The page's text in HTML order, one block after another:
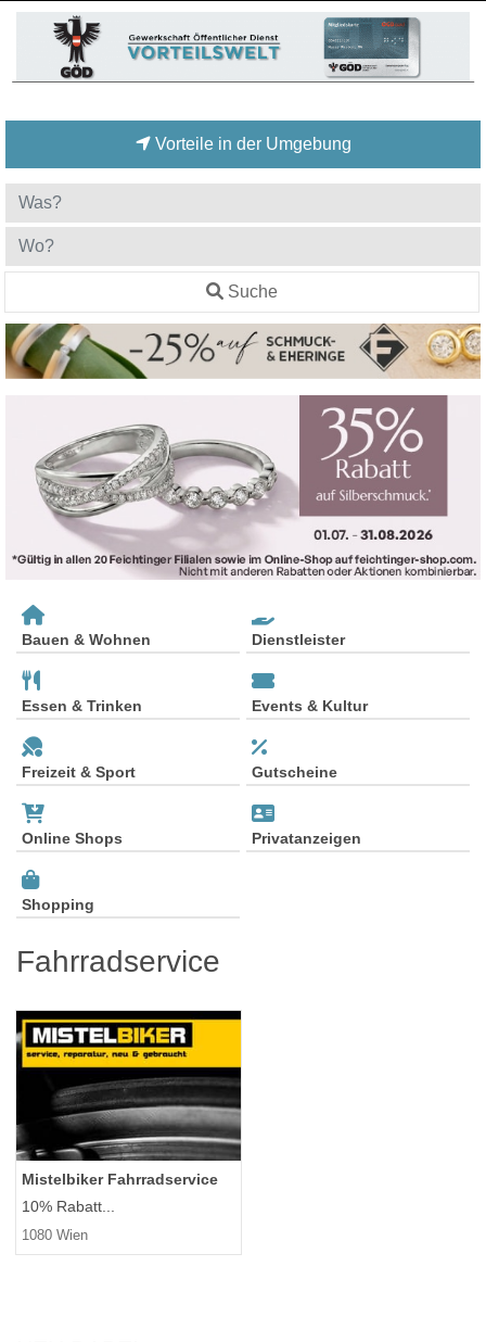
Vorteile in der Umgebung
Suche
Bauen & Wohnen Dienstleister
Essen & Trinken Events & Kultur
Freizeit & Sport Gutscheine
Online Shops Privatanzeigen
Shopping
Fahrradservice
Mistelbiker Fahrradservice
10% Rabatt...
1080 Wien